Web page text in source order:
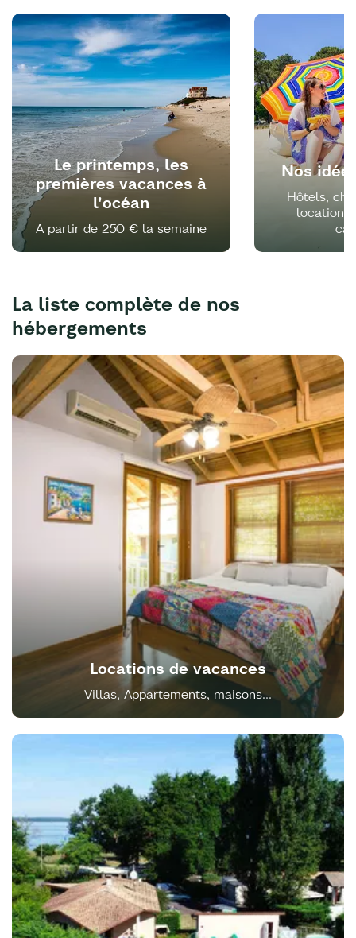
Le printemps, les
premières vacances à
l'océan
A partir de 250 € la semaine
Nos
Hôtels,
locations
La liste complète de nos
hébergements
Locations de vacances
Villas, Appartements, maisons...